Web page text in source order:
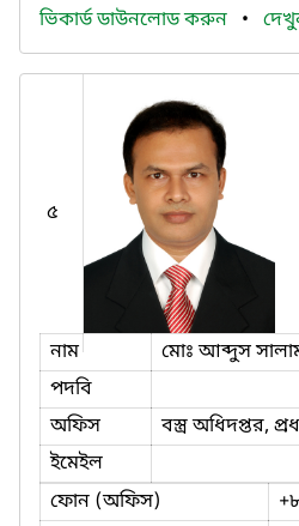
ভিকার্ড ডাউনলোড করুন •
৫
নাম
মোঃ আব্দুস
পদবি
অফিস
বস্ত্র অধিদপ্তর,
ইমেইল
ফোন (অফিস)